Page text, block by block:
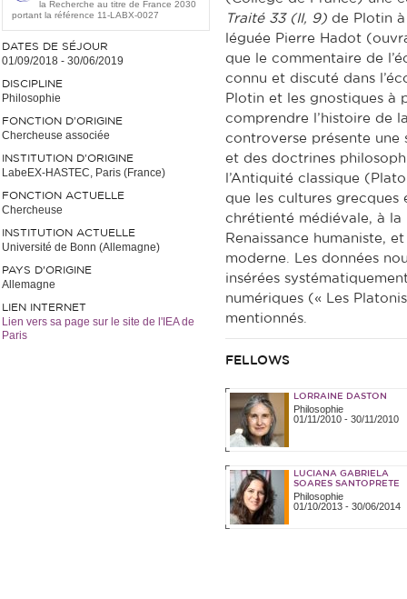
la Recherche au titre de France 2030
portant la référence 11-LABX-0027
DATES DE SÉJOUR
01/09/2018 - 30/06/2019
DISCIPLINE
Philosophie
FONCTION D’ORIGINE
Chercheuse associée
INSTITUTION D’ORIGINE
LabeEX-HASTEC, Paris (France)
FONCTION ACTUELLE
Chercheuse
INSTITUTION ACTUELLE
Université de Bonn (Allemagne)
PAYS D'ORIGINE
Allemagne
LIEN INTERNET
Lien vers sa page sur le site de l'IEA de
Paris
Traité 33 (II, 9)de Plotin à
léguée Pierre Hadot
que le commentaire de
connu et discuté dans
Plotin et les gnostiques à
comprendre l’histoire de
controverse présente une
et des doctrines
l’Antiquité classique
que les cultures grecques
chrétienté médiévale, à la
Renaissance humaniste,
moderne. Les données
insérées
numériques (« Les
mentionnés.
FELLOWS
LORRAINE DASTON
Philosophie
01/11/2010- 30/11/2010
LUCIANA GABRIELA
SOARES SANTOPRETE
Philosophie
01/10/2013- 30/06/2014